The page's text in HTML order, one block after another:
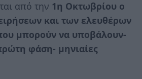
από την 1η Οκτωβρίου ο
και των ελευθέρων
μπορούν να υποβάλουν-
φάση- μηνιαίες